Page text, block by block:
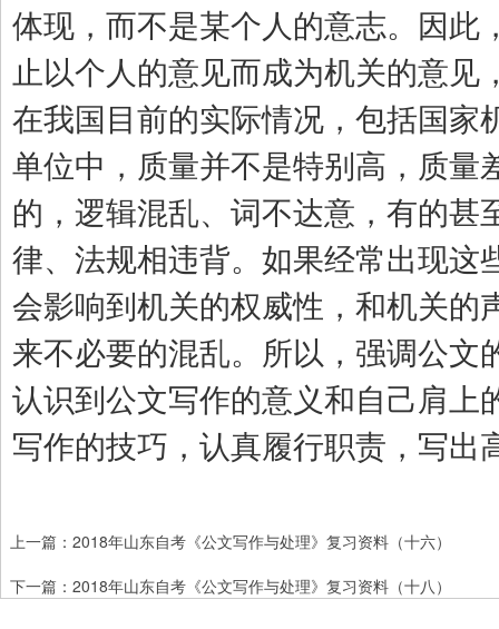
体现，而不是某个人的意志。因此
止以个人的意见而成为机关的意见
在我国目前的实际情况，包括国家
单位中，质量并不是特别高，质量
的，逻辑混乱、词不达意，有的甚
律、法规相违背。如果经常出现这
会影响到机关的权威性，和机关的
来不必要的混乱。所以，强调公文
认识到公文写作的意义和自己肩上
写作的技巧，认真履行职责，写出
上一篇： 2018年山东自考《公文写作与处理》复习资料（十六）
下一篇： 2018年山东自考《公文写作与处理》复习资料（十八）